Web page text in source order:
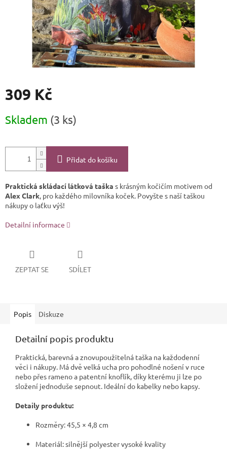
309 Kč
cena:
Skladem (3 ks)
Přidat do košíku
Praktická skládací látková taška s krásným kočičím motivem od
Alex Clark, pro každého milovníka koček. Povyšte s naší taškou
nákupy o laťku výš!
Detailní informace
ZEPTAT SE SDÍLET
Popis Diskuze
Detailní popis produktu
Praktická, barevná a znovupoužitelná taška na každodenní
věci i nákupy. Má dvě velká ucha pro pohodlné nošení v ruce
nebo přes rameno a patentní knoflík, díky kterému ji lze po
složení jednoduše sepnout. Ideální do kabelky nebo kapsy.
Detaily produktu:
Rozměry: 45,5 × 4,8 cm
Materiál: silnější polyester vysoké kvality